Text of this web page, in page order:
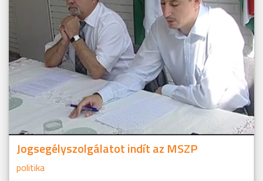
Jogsegélyszolgálatot indít az MSZP
politika